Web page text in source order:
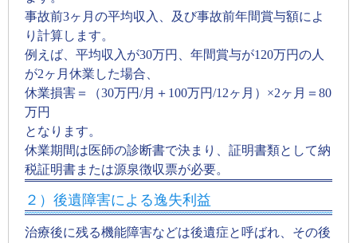
事故前3ヶ月の平均収入、及び事故前年間賞与額によ
り計算します。
例えば、平均収入が30万円、年間賞与が120万円の人
が2ヶ月休業した場合、
休業損害＝（30万円/月＋100万円/12ヶ月）×2ヶ月＝80
万円
となります。
休業期間は医師の診断書で決まり、証明書類として納
税証明書または源泉徴収票が必要。
２）後遺障害による逸失利益
治療後に残る機能障害などは後遺症と呼ばれ、その後